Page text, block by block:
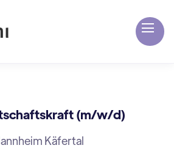
(m/w/d)
Käfertal